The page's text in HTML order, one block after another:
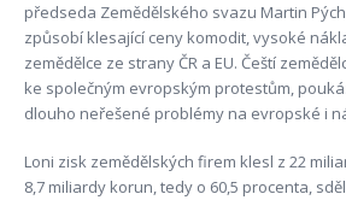
předseda Zemědělského svazu Martin
způsobí klesající ceny komodit, vysoké
zemědělce ze strany ČR a EU. Čeští
ke společným evropským protestům,
dlouho neřešené problémy na evropské i
Loni zisk zemědělských firem klesl z 22
8,7 miliardy korun, tedy o 60,5 procenta,